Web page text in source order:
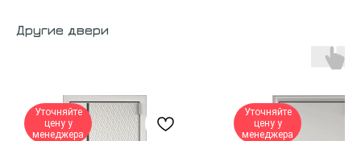
Другие двери
Уточняйте
цену у
менеджера
Уточняйте
цену у
менеджера